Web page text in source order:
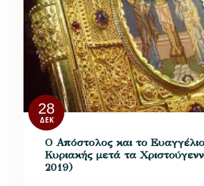
28
ΔΕΚ
Ο Απόστολος και το
Κυριακής μετά τα
2019)